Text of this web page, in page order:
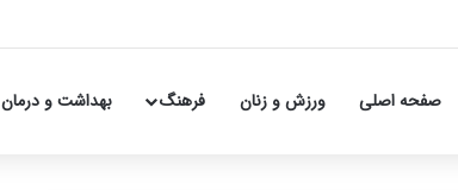
صفحه اصلی ورزش و زنان فرهنگ بهداشت و درمان